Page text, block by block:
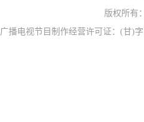
版权所有
广播电视节目制作经营许可证：(甘)